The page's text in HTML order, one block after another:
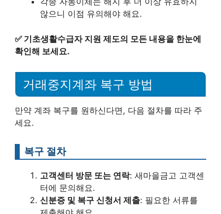
않으니 이점 유의해야 해요.
✅ 기초생활수급자 지원 제도의 모든 내용을 한눈에
확인해 보세요.
거래중지계좌 복구 방법
만약 계좌 복구를 원하신다면, 다음 절차를 따라 주
세요.
복구 절차
고객센터 방문 또는 연락: 새마을금고 고객센
터에 문의해요.
신분증 및 복구 신청서 제출: 필요한 서류를